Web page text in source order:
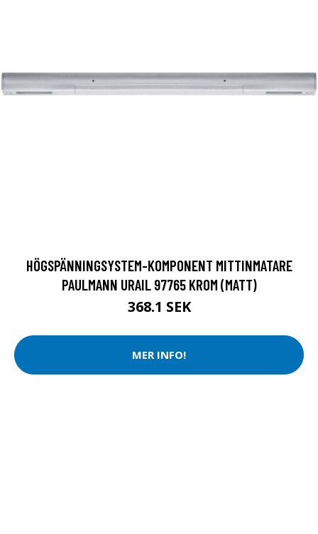
HÖGSPÄNNINGSYSTEM-KOMPONENT MITTINMATARE
PAULMANN URAIL 97765 KROM (MATT)
368.1 SEK
MER INFO!